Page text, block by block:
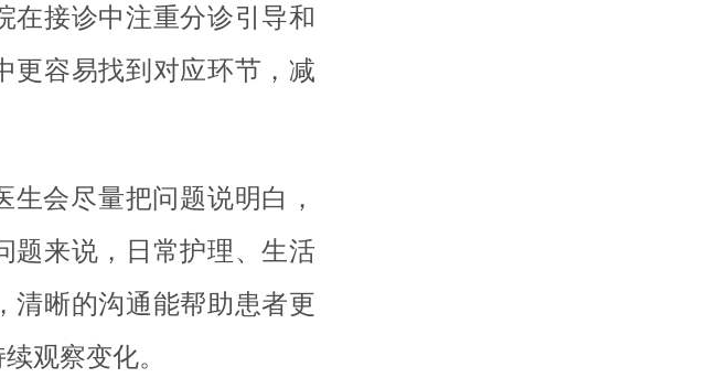
在接诊中注重分诊引导和
更容易找到对应环节，减
会尽量把问题说明白，
题来说，日常护理、生活
清晰的沟通能帮助患者更
观察变化。